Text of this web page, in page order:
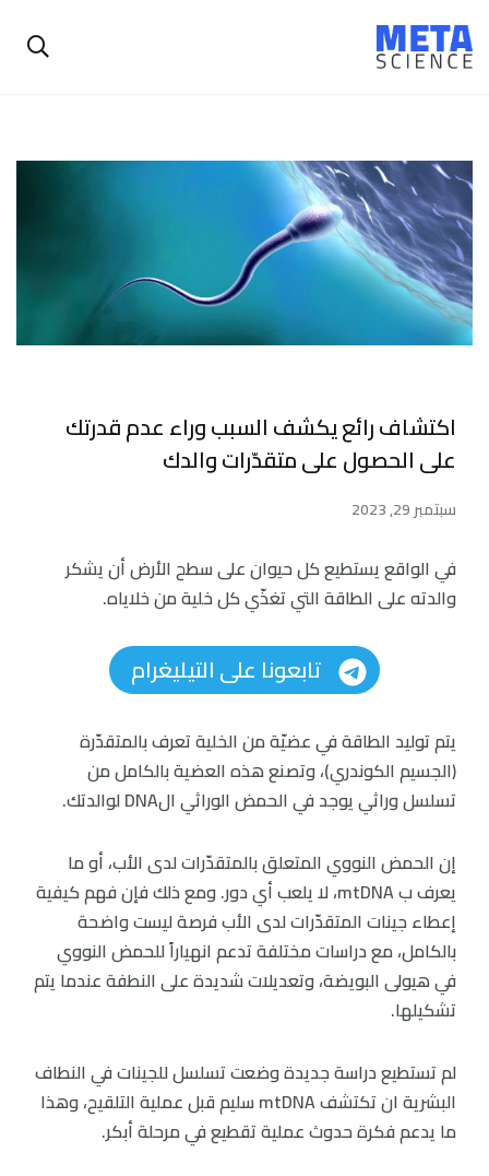
اكتشاف رائع يكشف السبب وراء عدم قدرتك
على الحصول على متقدّرات والدك
سبتمبر 29, 2023
في الواقع يستطيع كل حيوان على سطح الأرض أن يشكر
والدته على الطاقة التي تغذّي كل خلية من خلاياه.
تابعونا على التيليغرام
يتم توليد الطاقة في عضيّة من الخلية تعرف بالمتقدّرة
(الجسيم الكوندري)، وتصنع هذه العضية بالكامل من
تسلسل وراثي يوجد في الحمض الوراثي الDNA لوالدتك.
إن الحمض النووي المتعلق بالمتقدّرات لدى الأب، أو ما
يعرف ب mtDNA، لا يلعب أي دور. ومع ذلك فإن فهم كيفية
إعطاء جينات المتقدّرات لدى الأب فرصة ليست واضحة
بالكامل، مع دراسات مختلفة تدعم انهياراً للحمض النووي
في هيولى البويضة، وتعديلات شديدة على النطفة عندما يتم
تشكيلها.
لم تستطيع دراسة جديدة وضعت تسلسل للجينات في النطاف
البشرية ان تكتشف mtDNA سليم قبل عملية التلقيح، وهذا
ما يدعم فكرة حدوث عملية تقطيع في مرحلة أبكر.